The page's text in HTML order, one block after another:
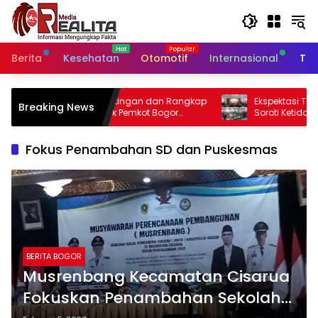
Langsung
konten
Berita
Kesehatan Otomotif Internasional
Breaking News
dan Rangkap
Bogor
Kabag Kesra
Ekspektasi Tak Sesuai Kenyataan, Peserta
Soroti Ketidakhadiran Presiden di
Kongres Kebudayaan Nusantara
Fokus Penambahan SD dan Puskesmas
BERITA BOGOR
Musrenbang Kecamatan Cisarua
Fokuskan Penambahan Sekolah